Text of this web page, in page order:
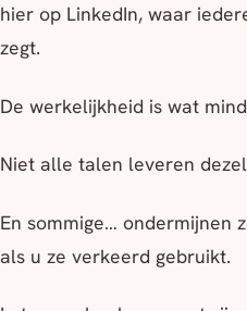
hier op LinkedIn, waar
zegt.
De werkelijkheid is wat
Niet alle talen leveren
En sommige… ondermijnen
als u ze verkeerd gebruikt.